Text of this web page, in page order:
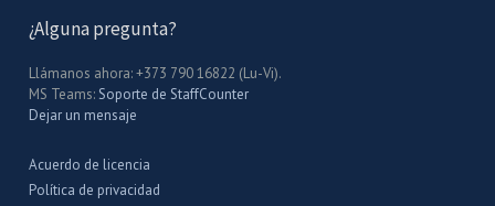
¿Alguna pregunta?
Llámanos ahora: +373 790 16822 (Lu-Vi).
MS Teams:Soporte de StaffCounter
Dejar un mensaje
Acuerdo de licencia
Política de privacidad